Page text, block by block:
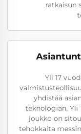
ratkaisun
Yli 17
yhdistää
teknologian.
joukko on
tehokkaita